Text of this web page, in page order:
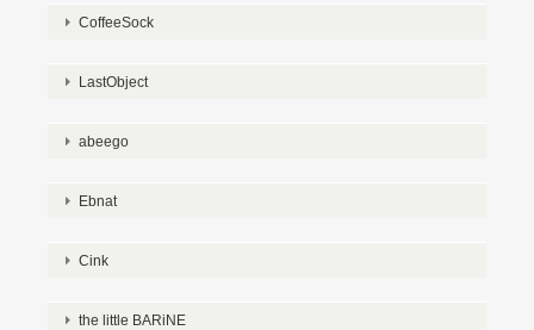
CoffeeSock
LastObject
abeego
Ebnat
Cink
the little BARiNE